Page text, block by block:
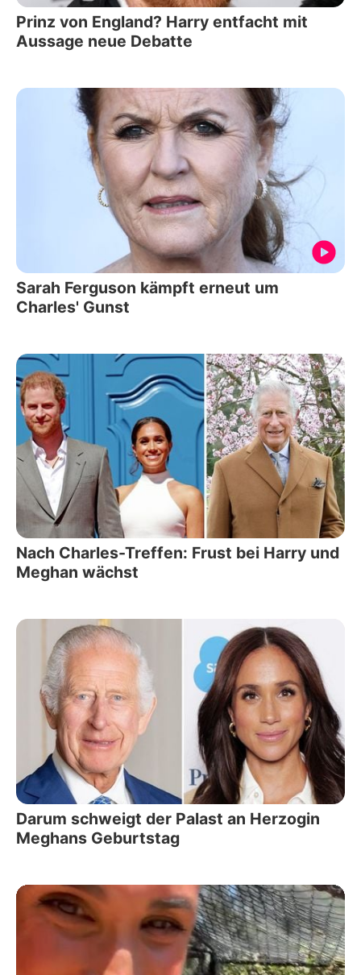
Prinz von England? Harry entfacht mit
Aussage neue Debatte
Sarah Ferguson kämpft erneut um
Charles' Gunst
Nach Charles-Treffen: Frust bei Harry und
Meghan wächst
Darum schweigt der Palast an Herzogin
Meghans Geburtstag